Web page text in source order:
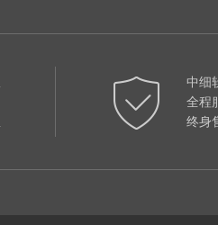
中细
全程
终身